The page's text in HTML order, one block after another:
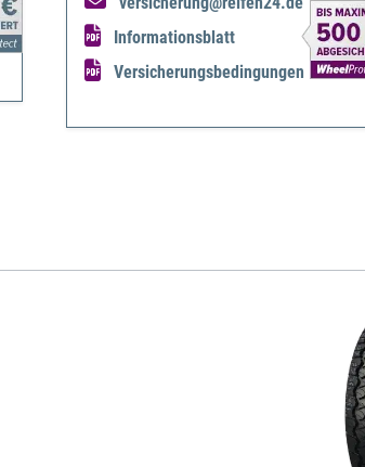
Informationsblatt
Versicherungsbedingungen